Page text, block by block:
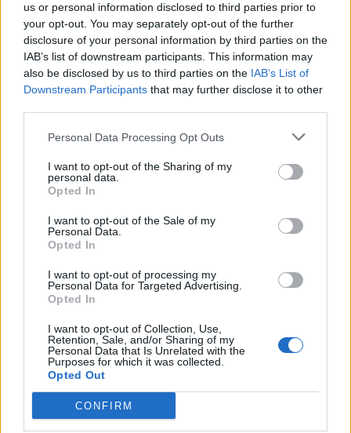
us or personal information disclosed to third parties prior to
your opt-out. You may separately opt-out of the further
disclosure of your personal information by third parties on the
IAB’s list of downstream participants. This information may
also be disclosed by us to third parties on the IAB’s List of
Downstream Participants that may further disclose it to other
Personal Data Processing Opt Outs
I want to opt-out of the Sharing of my
personal data.
Opted In
I want to opt-out of the Sale of my
Personal Data.
Opted In
I want to opt-out of processing my
Personal Data for Targeted Advertising.
Opted In
I want to opt-out of Collection, Use,
Retention, Sale, and/or Sharing of my
Personal Data that Is Unrelated with the
Purposes for which it was collected.
Opted Out
CONFIRM
Deseu el meu nom, el correu electrònic i el lloc web en
aquest navegador per a la propera vegada que comenti.
eclipsi solar total de la seva història
7 d'agost de 2026
L’Ajuntament de Tortosa amplia el
termini de les obres de l’aparcament
dels terrenys de Renfe per les altes
7 d'agost de 2026